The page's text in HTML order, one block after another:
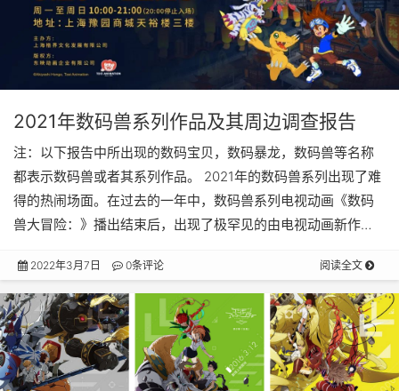
2021年数码兽系列作品及其周边调查报告
注：以下报告中所出现的数码宝贝，数码暴龙，数码兽等名称
都表示数码兽或者其系列作品。 2021年的数码兽系列出现了难
得的热闹场面。在过去的一年中，数码兽系列电视动画《数码
兽大冒险：》播出结束后，出现了极罕见的由电视动画新作…
2022年3月7日 0条评论 阅读全文